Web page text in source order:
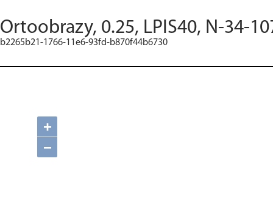
Ortoobrazy, 0.25, LPIS40, N-34-
b2265b21-1766-11e6-93fd-b870f44b6730
+
−